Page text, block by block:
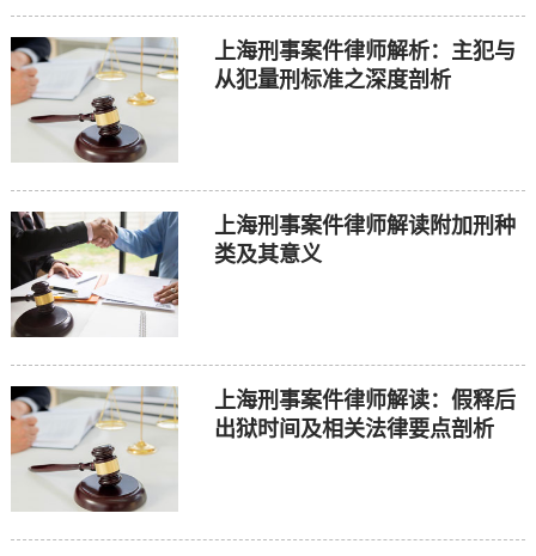
上海刑事案件律师解析：主犯与
从犯量刑标准之深度剖析
上海刑事案件律师解读附加刑种
类及其意义
上海刑事案件律师解读：假释后
出狱时间及相关法律要点剖析